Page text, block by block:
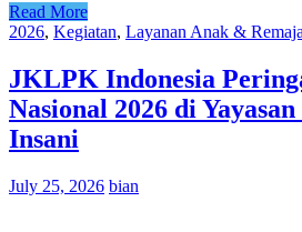
Read More
2026, Kegiatan, Layanan Anak & Remaja
JKLPK Indonesia
Nasional 2026 di
Insani
July 25, 2026 bian